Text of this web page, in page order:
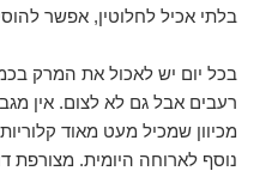
בלתי אכיל לחלוטין, אפשר
בכל יום יש לאכול את המרק
רעבים אבל גם לא לצום. אין
מכיוון שמכיל מעט מאוד
נוסף לארוחה היומית. מצורפת